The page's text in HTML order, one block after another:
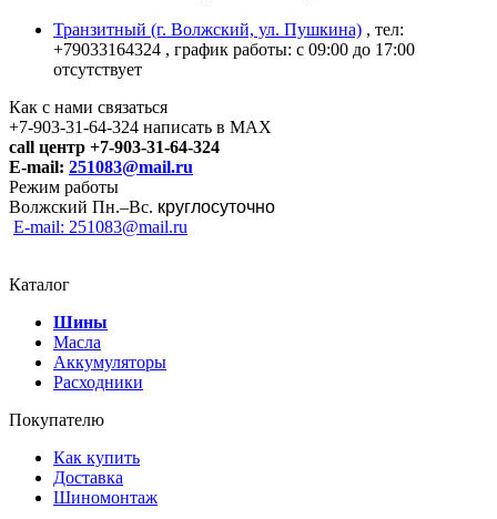
Транзитный (г. Волжский, ул. Пушкина) , тел:
+79033164324 , график работы: с 09:00 до 17:00
отсутствует
Как с нами связаться
+7-903-31-64-324 написать в MAX
call центр +7-903-31-64-324
E-mail: 251083@mail.ru
Режим работы
Волжский Пн.–Вс. круглосуточно
E-mail: 251083@mail.ru
Каталог
Шины
Масла
Аккумуляторы
Расходники
Покупателю
Как купить
Доставка
Шиномонтаж